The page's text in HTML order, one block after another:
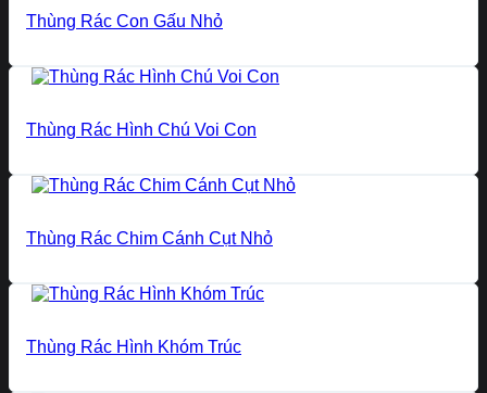
Thùng Rác Con Gấu Nhỏ
Thùng Rác Hình Chú Voi Con
Thùng Rác Chim Cánh Cụt Nhỏ
Thùng Rác Hình Khóm Trúc